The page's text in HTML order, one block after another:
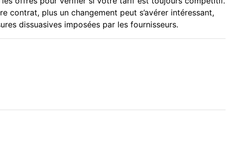
contrat, plus un changement peut s’avérer intéressant,
dissuasives imposées par les fournisseurs.